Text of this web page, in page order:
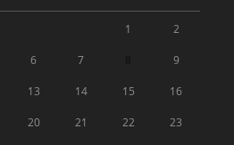
1 2
6 7 9
13 14 15 16
20 21 22 23